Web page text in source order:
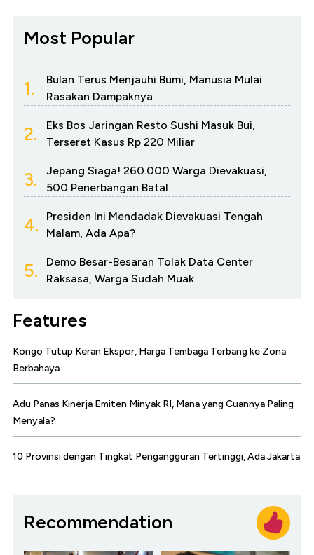
Most Popular
1.
Bulan Terus Menjauhi Bumi, Manusia Mulai
Rasakan Dampaknya
2.
Eks Bos Jaringan Resto Sushi Masuk Bui,
Terseret Kasus Rp 220 Miliar
3.
Jepang Siaga! 260.000 Warga Dievakuasi,
500 Penerbangan Batal
4.
Presiden Ini Mendadak Dievakuasi Tengah
Malam, Ada Apa?
5.
Demo Besar-Besaran Tolak Data Center
Raksasa, Warga Sudah Muak
Features
Kongo Tutup Keran Ekspor, Harga Tembaga Terbang ke Zona
Berbahaya
Adu Panas Kinerja Emiten Minyak RI, Mana yang Cuannya Paling
Menyala?
10 Provinsi dengan Tingkat Pengangguran Tertinggi, Ada Jakarta
Recommendation